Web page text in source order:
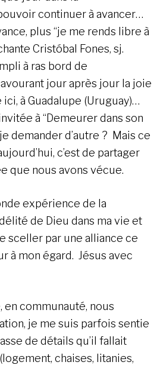
continuer à avancer…
plus “je me rends libre à
Cristóbal Fones, sj.
à ras bord de
jour après jour la joie
à Guadalupe (Uruguay)…
à “Demeurer dans son
demander d’autre ? Mais ce
c’est de partager
que nous avons vécue.
expérience de la
de Dieu dans ma vie et
sceller par une alliance ce
à mon égard. Jésus avec
en communauté, nous
je me suis parfois sentie
de détails qu’il fallait
chaises, litanies,